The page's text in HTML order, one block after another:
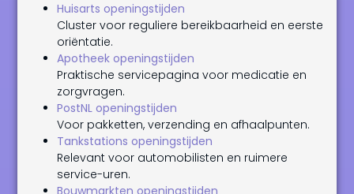
Huisarts openingstijden
Cluster voor reguliere bereikbaarheid en eerste
oriëntatie.
Apotheek openingstijden
Praktische servicepagina voor medicatie en
zorgvragen.
PostNL openingstijden
Voor pakketten, verzending en afhaalpunten.
Tankstations openingstijden
Relevant voor automobilisten en ruimere
service-uren.